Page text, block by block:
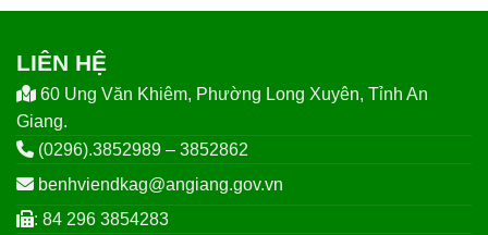
LIÊN HỆ
60 Ung Văn Khiêm, Phường Long Xuyên, Tỉnh An
Giang.
(0296).3852989 – 3852862
benhviendkag@angiang.gov.vn
: 84 296 3854283